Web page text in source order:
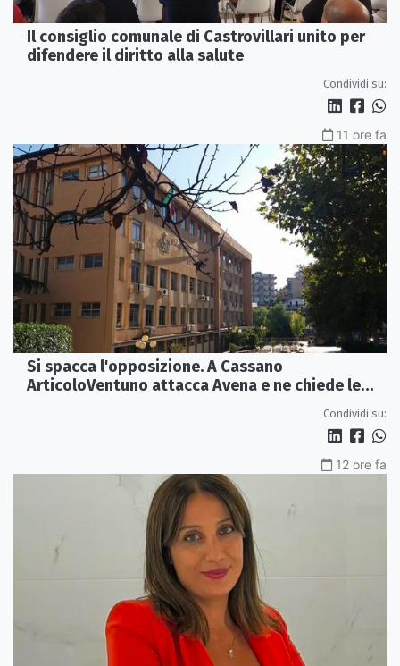
Il consiglio comunale di Castrovillari unito per
difendere il diritto alla salute
Condividi su:
11 ore fa
Si spacca l'opposizione. A Cassano
ArticoloVentuno attacca Avena e ne chiede le
Condividi su:
12 ore fa